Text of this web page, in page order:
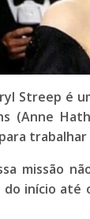
Streep é
(Anne
missão
início até